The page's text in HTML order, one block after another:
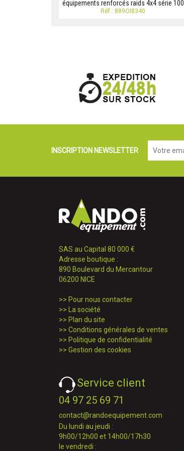
équipements renforcés raids 4x4 série 100
Réf.: 889OI8340
INSCRIPTION NEWSLETTER
SAS au Capital 80 000 €
Adresse boutique :
890 Boulevard du Mercantour
06200 NICE
>> Pour nous contacter
>> La société
>> Plan du site
>> Conditions générales de ventes
>> Politique de confidentialité
>> Gestion des cookies
Service client
04 97 25 69 71
contact@randoequipement.com
Du lundi au jeudi :
9h00/12h00 et 14h00/17h30
le vendredi :